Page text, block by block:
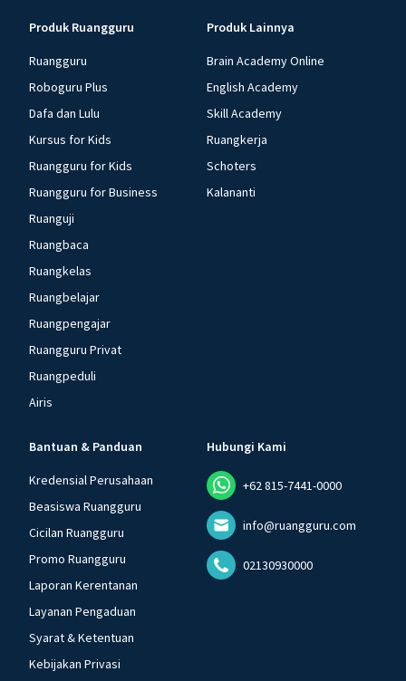
Produk Ruangguru
Ruangguru
Roboguru Plus
Dafa dan Lulu
Kursus for Kids
Ruangguru for Kids
Ruangguru for Business
Ruanguji
Ruangbaca
Ruangkelas
Ruangbelajar
Ruangpengajar
Ruangguru Privat
Ruangpeduli
Airis
Produk Lainnya
Brain Academy Online
English Academy
Skill Academy
Ruangkerja
Schoters
Kalananti
Bantuan & Panduan
Kredensial Perusahaan
Beasiswa Ruangguru
Cicilan Ruangguru
Promo Ruangguru
Laporan Kerentanan
Layanan Pengaduan
Syarat & Ketentuan
Kebijakan Privasi
Hubungi Kami
+62 815-7441-0000
info@ruangguru.com
02130930000